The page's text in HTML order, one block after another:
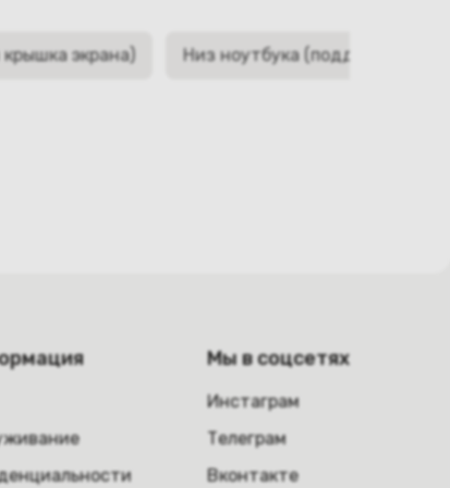
экрана) Низ ноутбука (поддон,
Мы в соцсетях
Инстаграм
Телеграм
Вконтакте